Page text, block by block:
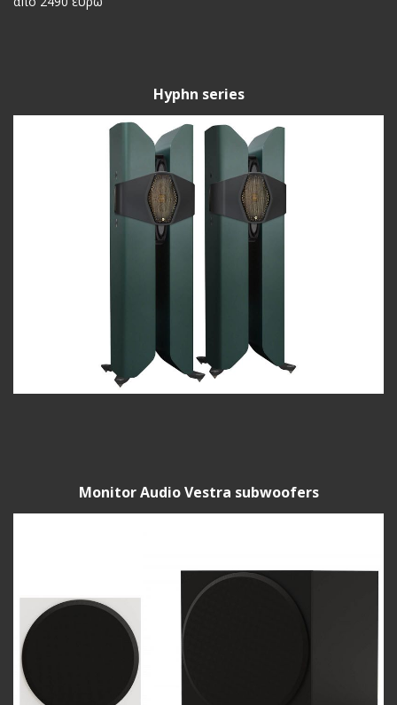
Hyphn series
Monitor Audio Vestra subwoofers